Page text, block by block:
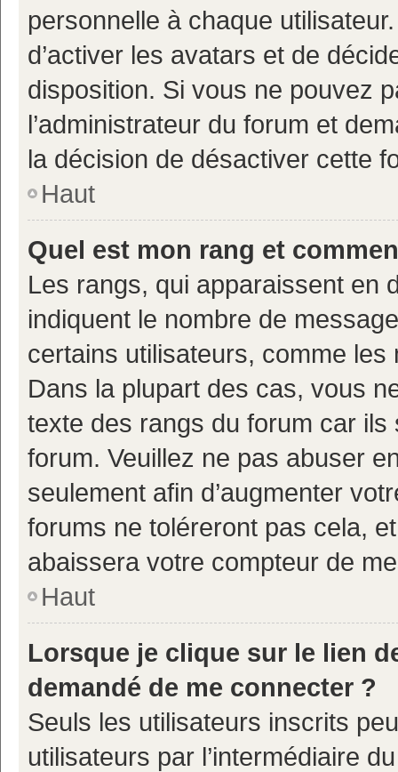
personnelle à chaque
d’activer les avatars et de
disposition. Si vous ne pouvez
l’administrateur du forum et
la décision de désactiver cette
Haut
Quel est mon rang et
Les rangs, qui apparaissent en
indiquent le nombre de
certains utilisateurs, comme
Dans la plupart des cas, vous
texte des rangs du forum car ils
forum. Veuillez ne pas abuser
seulement afin d’augmenter
forums ne toléreront pas cela,
abaissera votre compteur de
Haut
Lorsque je clique sur le lien
demandé de me connecter ?
Seuls les utilisateurs inscrits
utilisateurs par l’intermédiaire